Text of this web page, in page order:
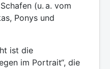
(u. a. vom
Ponys und
ist die
im Portrait“, die